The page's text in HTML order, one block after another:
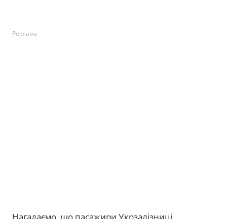
Реклама